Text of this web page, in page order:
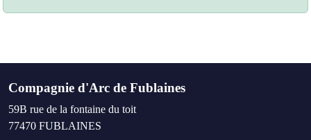
Compagnie d'Arc de Fublaines
59B rue de la fontaine du toit
77470 FUBLAINES